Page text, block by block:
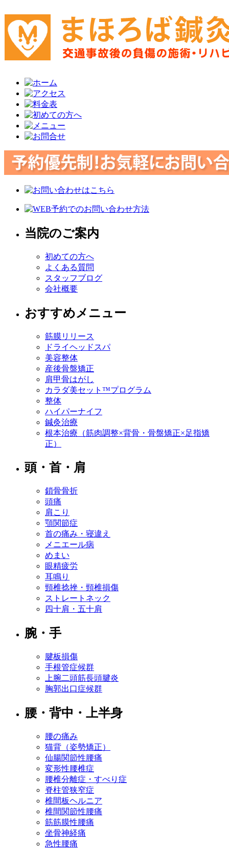
当院のご案内
初めての方へ
よくある質問
スタッフブログ
会社概要
おすすめメニュー
筋膜リリース
ドライヘッドスパ
美容整体
産後骨盤矯正
肩甲骨はがし
カラダ美セット™プログラム
整体
ハイパーナイフ
鍼灸治療
根本治療（筋肉調整×背骨・骨盤矯正×足指矯
正）
頭・首・肩
鎖骨骨折
頭痛
肩こり
顎関節症
首の痛み・寝違え
メニエール病
めまい
眼精疲労
耳鳴り
頸椎捻挫・頸椎損傷
ストレートネック
四十肩・五十肩
腕・手
腱板損傷
手根管症候群
上腕二頭筋長頭腱炎
胸郭出口症候群
腰・背中・上半身
腰の痛み
猫背（姿勢矯正）
仙腸関節性腰痛
変形性腰椎症
腰椎分離症・すべり症
脊柱管狭窄症
椎間板ヘルニア
椎間関節性腰痛
筋筋膜性腰痛
坐骨神経痛
急性腰痛